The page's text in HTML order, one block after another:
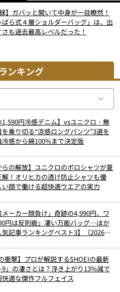
】ガバッと開いて中身が一目瞭然！
ら式４層ショルダーバッグ」は、出
も過去最高レベルだった！
ンキング
1,590円冷感デニム】vsユニクロ・無
乗り切る“涼感ロングパンツ”3選を
感から綿100%まで決定版
らの解放】ユニクロのポロシャツが夏
解！オリヒカの透け防止シャツも優
顔で働ける超快適ウエアの実力
ーカー顔負け」奇跡の4,990円、ワ
円は反則級」凄い万能バッグ…ほか
気記事ランキングベスト3】（2026年
衝撃】プロが解説するSHOEIの最新
」の凄さとは？浮き上がり13%減で
適な傑作フルフェイス